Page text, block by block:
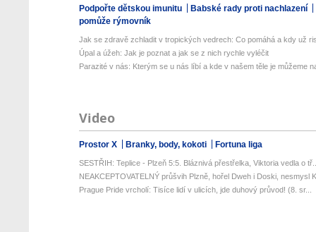
Podpořte dětskou imunitu
Babské rady proti nachlazení
pomůže rýmovník
Jak se zdravě zchladit v tropických vedrech: Co pomáhá a kdy už
Úpal a úžeh: Jak je poznat a jak se z nich rychle vyléčit
Parazité v nás: Kterým se u nás líbí a kde v našem těle je můžeme
Video
Prostor X Branky, body, kokoti Fortuna liga
SESTŘIH: Teplice - Plzeň 5:5. Bláznivá přestřelka, Viktoria vedla o
NEAKCEPTOVATELNÝ průšvih Plzně, hořel Dweh i Doski, nesmysl
Prague Pride vrcholí: Tisíce lidí v ulicích, jde duhový průvod! (8. sr...